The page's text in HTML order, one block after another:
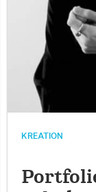
KREATION